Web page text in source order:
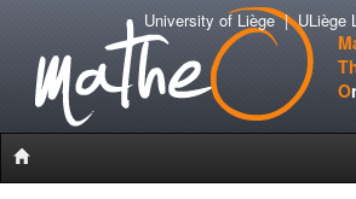
O
University of Liège|ULiège